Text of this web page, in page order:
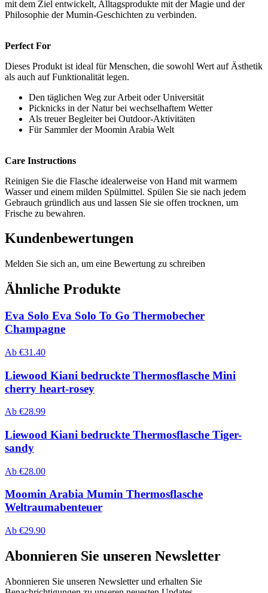
mit dem Ziel entwickelt, Alltagsprodukte mit der Magie und der
Philosophie der Mumin-Geschichten zu verbinden.
Perfect For
Dieses Produkt ist ideal für Menschen, die sowohl Wert auf Ästhetik
als auch auf Funktionalität legen.
Den täglichen Weg zur Arbeit oder Universität
Picknicks in der Natur bei wechselhaftem Wetter
Als treuer Begleiter bei Outdoor-Aktivitäten
Für Sammler der Moomin Arabia Welt
Care Instructions
Reinigen Sie die Flasche idealerweise von Hand mit warmem
Wasser und einem milden Spülmittel. Spülen Sie sie nach jedem
Gebrauch gründlich aus und lassen Sie sie offen trocknen, um
Frische zu bewahren.
Kundenbewertungen
Melden Sie sich an, um eine Bewertung zu schreiben
Ähnliche Produkte
Eva Solo Eva Solo To Go Thermobecher
Champagne
Ab €31.40
Liewood Kiani bedruckte Thermosflasche Mini
cherry heart-rosey
Ab €28.99
Liewood Kiani bedruckte Thermosflasche Tiger-
sandy
Ab €28.00
Moomin Arabia Mumin Thermosflasche
Weltraumabenteuer
Ab €29.90
Abonnieren Sie unseren Newsletter
Abonnieren Sie unseren Newsletter und erhalten Sie